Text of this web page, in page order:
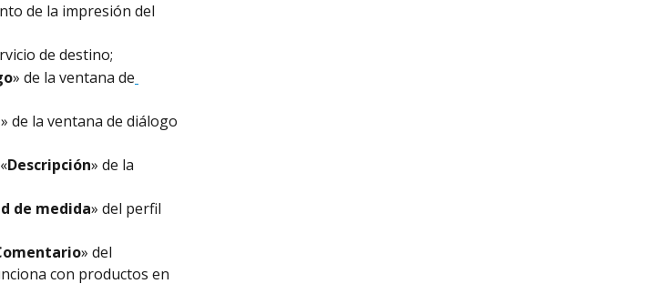
de la impresión del
de destino;
» de la ventana de
» de la ventana de diálogo
Descripción» de la
de medida» del perfil
» del
con productos en